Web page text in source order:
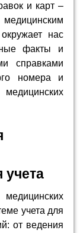
и карт –
нас
факты и
справками
номера и
учета
учета для
от ведения